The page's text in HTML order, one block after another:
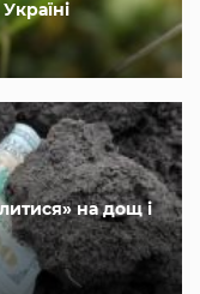
на дощ і